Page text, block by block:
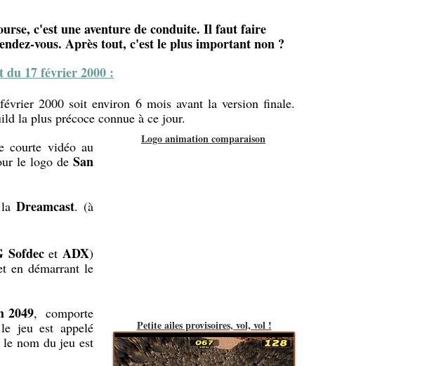
c'est une aventure de conduite. Il faut faire
vous. Après tout, c'est le plus important non ?
du 17 février 2000 :
2000 soit environ 6 mois avant la version finale.
la plus précoce connue à ce jour.
courte vidéo au
le logo deSan
Dreamcast. (à
SofdecetADX)
en démarrant le
Logo animation comparaison
2049, comporte
jeu est appelé
nom du jeu est
Petite ailes provisoires, vol, vol !